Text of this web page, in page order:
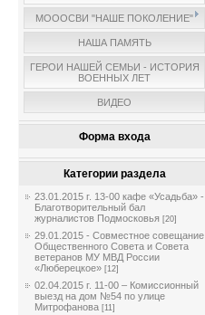
МОООСВИ "НАШЕ ПОКОЛЕНИЕ"
НАША ПАМЯТЬ
ГЕРОИ НАШЕЙ СЕМЬИ - ИСТОРИЯ
ВОЕННЫХ ЛЕТ
ВИДЕО
Форма входа
Категории раздела
23.01.2015 г. 13-00 кафе «Усадьба» -
Благотворительный бал
журналистов Подмосковья [20]
29.01.2015 - Совместное совещание
Общественного Совета и Совета
ветеранов МУ МВД России
«Люберецкое» [12]
02.04.2015 г. 11-00 – Комиссионный
выезд на дом №54 по улице
Митрофанова [11]